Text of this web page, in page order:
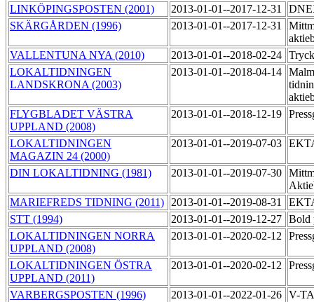
LINKÖPINGSPOSTEN (2001)
2013-01-01--2017-12-31
SKÄRGÅRDEN (1996)
2013-01-01--2017-12-31
VALLENTUNA NYA (2010)
2013-01-01--2018-02-24
LOKALTIDNINGEN
LANDSKRONA (2003)
2013-01-01--2018-04-14
FLYGBLADET VÄSTRA
UPPLAND (2008)
2013-01-01--2018-12-19
LOKALTIDNINGEN
MAGAZIN 24 (2000)
2013-01-01--2019-07-03
DIN LOKALTIDNING (1981) 2013-01-01--2019-07-30
MARIEFREDS TIDNING (2011)
2013-01-01--2019-08-31
STT (1994)
2013-01-01--2019-12-27 Bold
LOKALTIDNINGEN NORRA
UPPLAND (2008)
2013-01-01--2020-02-12
LOKALTIDNINGEN ÖSTRA
UPPLAND (2011)
2013-01-01--2020-02-12
VARBERGSPOSTEN (1996) 2013-01-01--2022-01-26 V-